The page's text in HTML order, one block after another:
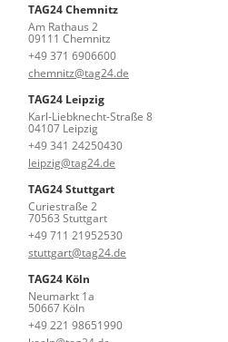
TAG24 Chemnitz
Am Rathaus 2
09111 Chemnitz
+49 371 6906600
chemnitz@tag24.de
TAG24 Leipzig
Karl-Liebknecht-Straße 8
04107 Leipzig
+49 341 24250430
leipzig@tag24.de
TAG24 Stuttgart
Curiestraße 2
70563 Stuttgart
+49 711 21952530
stuttgart@tag24.de
TAG24 Köln
Neumarkt 1a
50667 Köln
+49 221 98651990